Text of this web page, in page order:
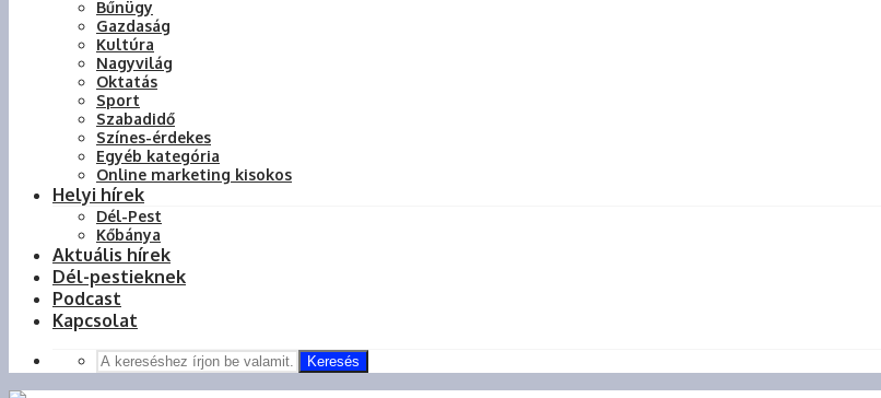
Bűnügy
Gazdaság
Kultúra
Nagyvilág
Oktatás
Sport
Szabadidő
Színes-érdekes
Egyéb kategória
Online marketing kisokos
Helyi hírek
Dél-Pest
Kőbánya
Aktuális hírek
Dél-pestieknek
Podcast
Kapcsolat
Keresés